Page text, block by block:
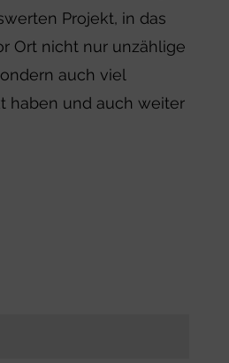
Projekt, in das
Ort nicht nur unzählige
auch viel
haben und auch weiter